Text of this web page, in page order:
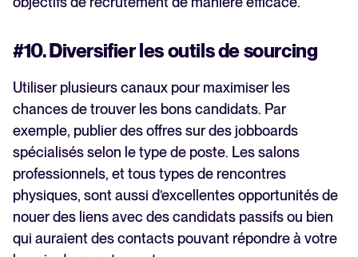
#10. Diversifier les outils de sourcing
Utiliser plusieurs canaux pour maximiser les
chances de trouver les bons candidats. Par
exemple, publier des offres sur des jobboards
spécialisés selon le type de poste. Les salons
professionnels, et tous types de rencontres
physiques, sont aussi d’excellentes opportunités de
nouer des liens avec des candidats passifs ou bien
qui auraient des contacts pouvant répondre à votre